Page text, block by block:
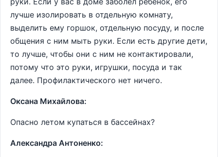
лучше изолировать в отдельную комнату,
выделить ему горшок, отдельную посуду, и после
общения с ним мыть руки. Если есть другие дети,
то лучше, чтобы они с ним не контактировали,
потому что это руки, игрушки, посуда и так
далее. Профилактического нет ничего.
Оксана Михайлова:
Опасно летом купаться в бассейнах?
Александра Антоненко: